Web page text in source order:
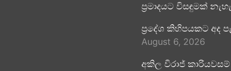
ප්‍රමාදයට විසඳුමක් නැහැ
ප්‍රදේශ කිහිපයකට අද
August 6, 2026
අකිල විරාජ්